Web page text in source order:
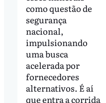
como questão de
segurança
nacional,
impulsionando
uma busca
acelerada por
fornecedores
alternativos. É aí
que entra a corrida